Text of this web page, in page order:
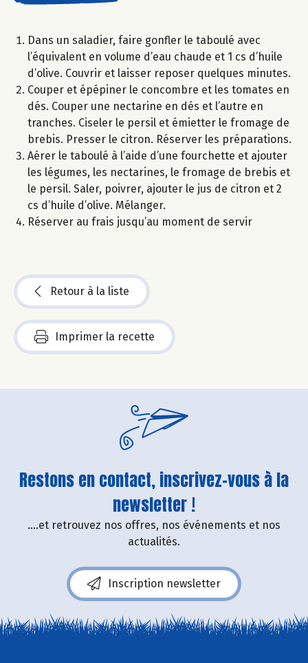
Dans un saladier, faire gonfler le taboulé avec
l’équivalent en volume d’eau chaude et 1 cs d’huile
d’olive. Couvrir et laisser reposer quelques minutes.
Couper et épépiner le concombre et les tomates en
dés. Couper une nectarine en dés et l’autre en
tranches. Ciseler le persil et émietter le fromage de
brebis. Presser le citron. Réserver les préparations.
Aérer le taboulé à l’aide d’une fourchette et ajouter
les légumes, les nectarines, le fromage de brebis et
le persil. Saler, poivrer, ajouter le jus de citron et 2
cs d’huile d’olive. Mélanger.
Réserver au frais jusqu’au moment de servir
Retour à la liste
Imprimer la recette
Restons en contact, inscrivez-vous à la
newsletter !
....et retrouvez nos offres, nos événements et nos
actualités.
Inscription newsletter